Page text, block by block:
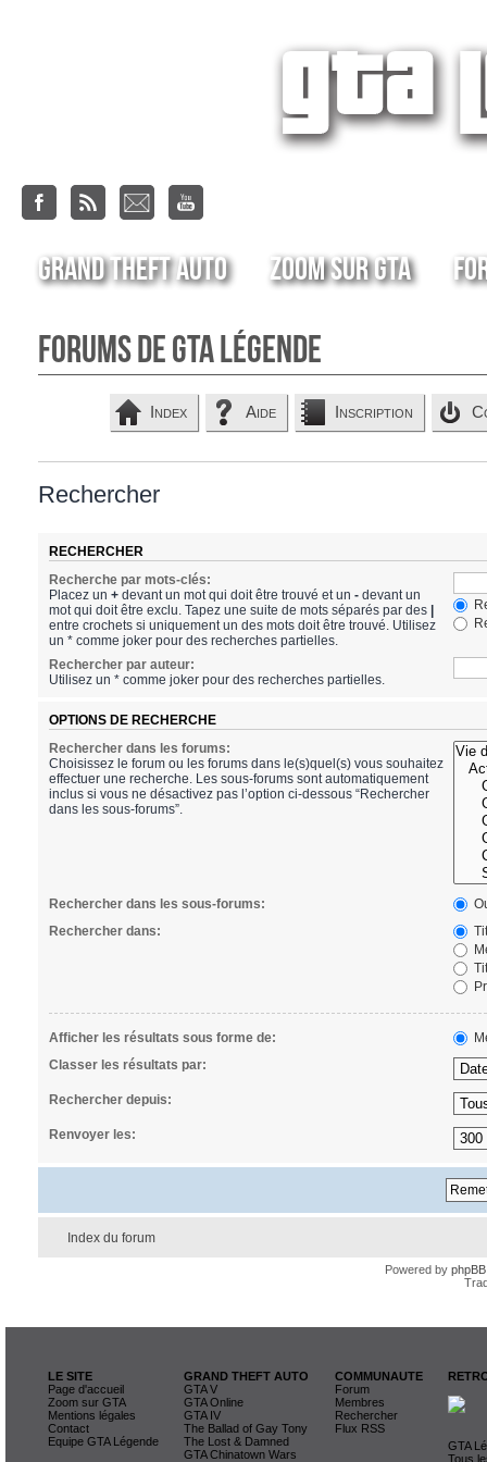
Grand Theft Auto Zoom sur GTA
Forums de GTA Légende
Index Aide Inscription
Rechercher
RECHERCHER
Recherche par mots-clés:
Placez un +devant un mot qui doit être trouvé et un -devant un
mot qui doit être exclu. Tapez une suite de mots séparés par des
entre crochets si uniquement un des mots doit être trouvé. Utilisez
un * comme joker pour des recherches partielles.
Rechercher par auteur:
Utilisez un * comme joker pour des recherches partielles.
OPTIONS DE RECHERCHE
Rechercher dans les forums:
Choisissez le forum ou les forums dans le(s)quel(s) vous souhaitez
effectuer une recherche. Les sous-forums sont automatiquement
inclus si vous ne désactivez pas l’option ci-dessous “Rechercher
dans les sous-forums”.
Rechercher dans les sous-forums:
Rechercher dans:
Afficher les résultats sous forme de:
Classer les résultats par:
Rechercher depuis:
Renvoyer les:
Index du forum
Powered by phpBB
LE SITE
Page d'accueil
Zoom sur GTA
Mentions légales
Contact
Equipe GTA Légende
GRAND THEFT AUTO
GTA V
GTA Online
GTA IV
The Ballad of Gay Tony
The Lost & Damned
GTA Chinatown Wars
COMMUNAUTE
Forum
Membres
Rechercher
Flux RSS
GTA
Tous